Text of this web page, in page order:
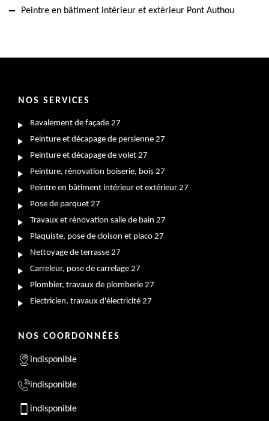
Peintre en bâtiment intérieur et extérieur Pont Authou
NOS SERVICES
Ravalement de façade 27
Peinture et décapage de persienne 27
Peinture et décapage de volet 27
Peinture, rénovation boiserie, bois 27
Peintre en bâtiment intérieur et extérieur 27
Pose de parquet 27
Travaux et rénovation salle de bain 27
Plaquiste, pose de cloison et placo 27
Nettoyage de terrasse 27
Carreleur, pose de carrelage 27
Plombier, travaux de plomberie 27
Electricien, travaux d'électricité 27
NOS COORDONNÉES
indisponible
indisponible
indisponible